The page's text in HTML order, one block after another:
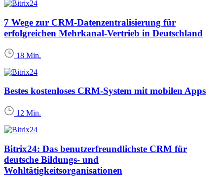
7 Wege zur CRM-Datenzentralisierung für
erfolgreichen Mehrkanal-Vertrieb in Deutschland
18 Min.
Bestes kostenloses CRM-System mit mobilen Apps
12 Min.
Bitrix24: Das benutzerfreundlichste CRM für
deutsche Bildungs- und
Wohltätigkeitsorganisationen